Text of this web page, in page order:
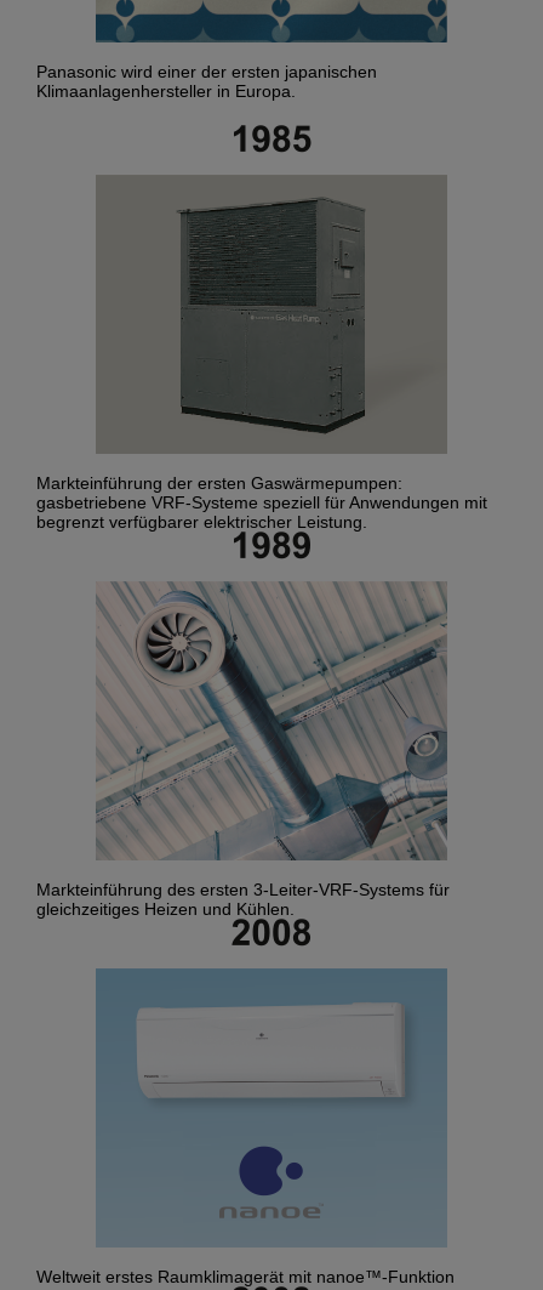
Panasonic wird einer der ersten japanischen
Klimaanlagenhersteller in Europa.
Markteinführung der ersten Gaswärmepumpen:
gasbetriebene VRF-Systeme speziell für Anwendungen mit
begrenzt verfügbarer elektrischer Leistung.
Markteinführung des ersten 3-Leiter-VRF-Systems für
gleichzeitiges Heizen und Kühlen.
Weltweit erstes Raumklimagerät mit nanoe™-Funktion